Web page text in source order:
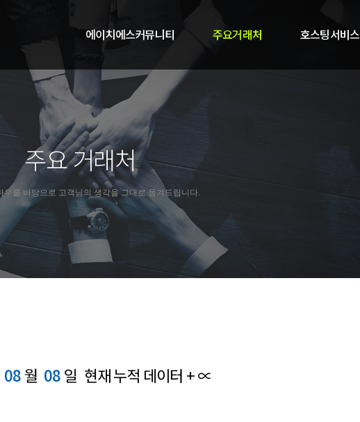
에이치에스커뮤니티 주요거래처 호스팅서비스
주요 거래처
우를 바탕으로 고객님의 생각을 그대로 옮겨드립니다.
08월 08일 현재 누적 데이터 + ∝